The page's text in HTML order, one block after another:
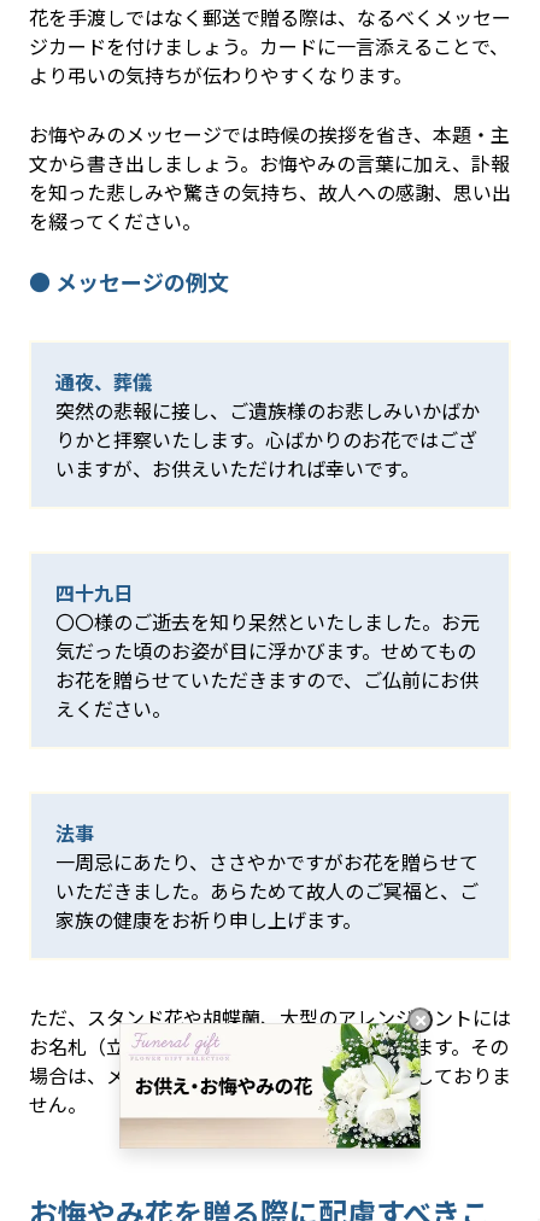
花を手渡しではなく郵送で贈る際は、なるべくメッセー
ジカードを付けましょう。カードに一言添えることで、
より弔いの気持ちが伝わりやすくなります。
お悔やみのメッセージでは時候の挨拶を省き、本題・主
文から書き出しましょう。お悔やみの言葉に加え、訃報
を知った悲しみや驚きの気持ち、故人への感謝、思い出
を綴ってください。
● メッセージの例文
通夜、葬儀
突然の悲報に接し、ご遺族様のお悲しみいかばか
りかと拝察いたします。心ばかりのお花ではござ
いますが、お供えいただければ幸いです。
四十九日
〇〇様のご逝去を知り呆然といたしました。お元
気だった頃のお姿が目に浮かびます。せめてもの
お花を贈らせていただきますので、ご仏前にお供
えください。
法事
一周忌にあたり、ささやかですがお花を贈らせて
いただきました。あらためて故人のご冥福と、ご
家族の健康をお祈り申し上げます。
ただ、スタンド花や胡蝶蘭、大型のアレンジメントには
お名札（立札）を付けることが多いかと思います。その
場合は、メッセージカードの併用はおすすめしておりま
せん。
お悔やみ花を贈る際に配慮すべきこ